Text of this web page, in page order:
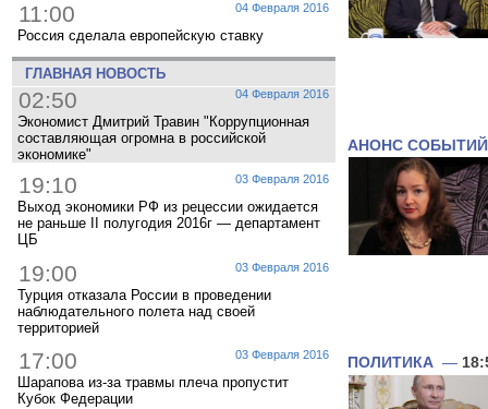
04 Февраля 2016
11:00
Россия сделала европейскую ставку
ГЛАВНАЯ НОВОСТЬ
04 Февраля 2016
02:50
Экономист Дмитрий Травин "Коррупционная
составляющая огромна в российской
экономике"
03 Февраля 2016
19:10
Выход экономики РФ из рецессии ожидается
не раньше II полугодия 2016г — департамент
ЦБ
03 Февраля 2016
19:00
Турция отказала России в проведении
наблюдательного полета над своей
территорией
03 Февраля 2016
17:00
Шарапова из-за травмы плеча пропустит
Кубок Федерации
АНОНС СОБЫТИЙ
ПОЛИТИКА —